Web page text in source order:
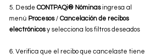
5. Desde CONTPAQi® Nóminas ingresa al
menú Procesos / Cancelación de recibos
electrónicos y selecciona los filtros deseados
6. Verifica que el recibo que cancelaste tiene